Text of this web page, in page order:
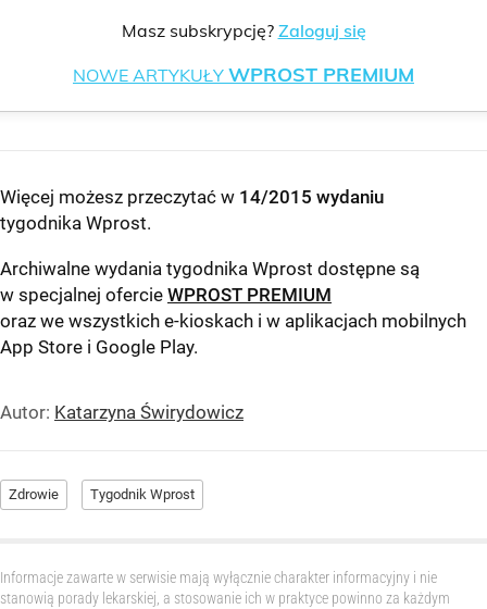
Masz subskrypcję? Zaloguj się
NOWE ARTYKUŁY WPROST PREMIUM
Więcej możesz przeczytać w 14/2015 wydaniu
tygodnika Wprost.
Archiwalne wydania tygodnika Wprost dostępne są
w specjalnej ofercie WPROST PREMIUM
oraz we wszystkich e-kioskach i w aplikacjach mobilnych
App Store i Google Play.
Autor: Katarzyna Świrydowicz
Zdrowie Tygodnik Wprost
Informacje zawarte w serwisie mają wyłącznie charakter informacyjny i nie
stanowią porady lekarskiej, a stosowanie ich w praktyce powinno za każdym